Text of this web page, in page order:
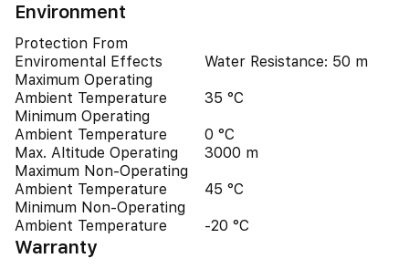
Environment
Protection From
Enviromental Effects
Water Resistance: 50 m
Maximum Operating
Ambient Temperature
35 °C
Minimum Operating
Ambient Temperature
0 °C
Max. Altitude Operating
3000 m
Maximum Non-Operating
Ambient Temperature
45 °C
Minimum Non-Operating
Ambient Temperature
-20 °C
Warranty